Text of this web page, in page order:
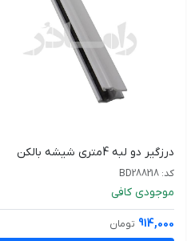
درزگیر دو لبه 4متری شیشه بالکن
کد: BD288218
موجودی کافی
914,000 تومان